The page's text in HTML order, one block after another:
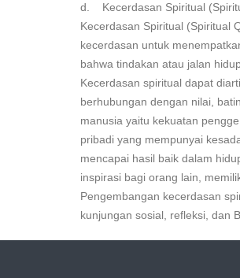
d. Kecerdasan Spiritual
Kecerdasan Spiritual (Spiritual
kecerdasan untuk
bahwa tindakan atau jalan
Kecerdasan spiritual dapat
berhubungan dengan nilai,
manusia yaitu kekuatan
pribadi yang mempunyai
mencapai hasil baik dalam
inspirasi bagi orang lain,
Pengembangan kecerdasan
kunjungan sosial, refleksi, dan